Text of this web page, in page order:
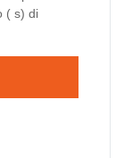
( s) di